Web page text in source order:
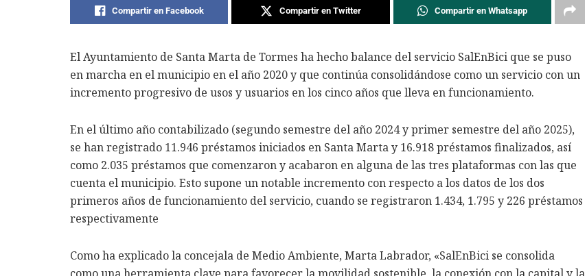
Compartir en Facebook Compartir en Twitter Compartir en Whatsapp
El Ayuntamiento de Santa Marta de Tormes ha hecho balance del servicio SalEnBici que se puso
en marcha en el municipio en el año 2020 y que continúa consolidándose como un servicio con un
incremento progresivo de usos y usuarios en los cinco años que lleva en funcionamiento.
En el último año contabilizado (segundo semestre del año 2024 y primer semestre del año 2025),
se han registrado 11.946 préstamos iniciados en Santa Marta y 16.918 préstamos finalizados, así
como 2.035 préstamos que comenzaron y acabaron en alguna de las tres plataformas con las que
cuenta el municipio. Esto supone un notable incremento con respecto a los datos de los dos
primeros años de funcionamiento del servicio, cuando se registraron 1.434, 1.795 y 226 préstamos
respectivamente
Como ha explicado la concejala de Medio Ambiente, Marta Labrador, «SalEnBici se consolida